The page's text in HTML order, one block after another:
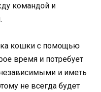
командой и
кошки с помощью
время и потребует
и иметь
не всегда будет